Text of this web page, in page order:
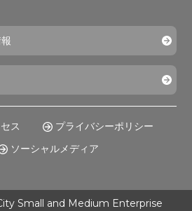
ス
プライバシーポリシー
ソーシャルメディア
Small and Medium Enterprise